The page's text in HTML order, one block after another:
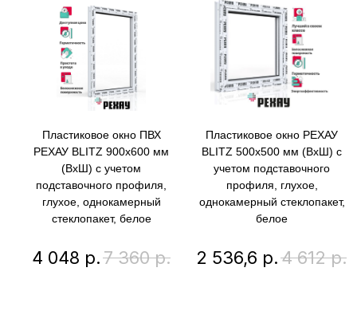
Пластиковое окно ПВХ
РЕХАУ BLITZ 900х600 мм
(ВхШ) с учетом
подставочного профиля,
глухое, однокамерный
стеклопакет, белое
4 048 р.7 360 р.
Пластиковое окно РЕХАУ
BLITZ 500х500 мм (ВхШ) с
учетом подставочного
профиля, глухое,
однокамерный стеклопакет,
белое
2 536,6 р.4 612 р.